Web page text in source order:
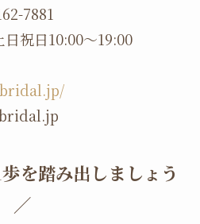
7881
祝日10:00～19:00
を踏み出しましょう
／